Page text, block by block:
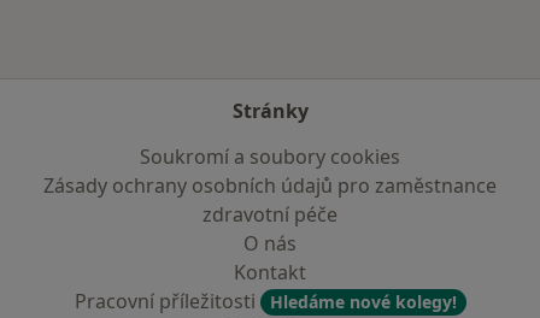
Stránky
Soukromí a soubory cookies
Zásady ochrany osobních údajů pro zaměstnance
zdravotní péče
O nás
Kontakt
Pracovní příležitosti
Hledáme nové kolegy!